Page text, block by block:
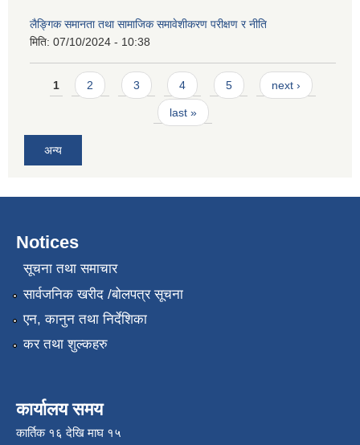
लैङ्गिक समानता तथा सामाजिक समावेशीकरण परीक्षण र नीति
मिति: 07/10/2024 - 10:38
Pages
1 2 3 4 5 next ›
last »
अन्य
Notices
सूचना तथा समाचार
सार्वजनिक खरीद /बोलपत्र सूचना
एन, कानुन तथा निर्देशिका
कर तथा शुल्कहरु
कार्यालय समय
कार्तिक १६ देखि माघ १५